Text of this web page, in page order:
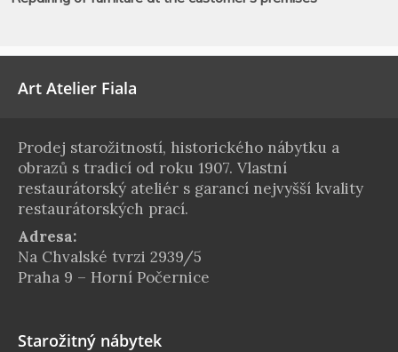
Art Atelier Fiala
Prodej starožitností, historického nábytku a
obrazů s tradicí od roku 1907. Vlastní
restaurátorský ateliér s garancí nejvyšší kvality
restaurátorských prací.
Adresa:
Na Chvalské tvrzi 2939/5
Praha 9 – Horní Počernice
Starožitný nábytek